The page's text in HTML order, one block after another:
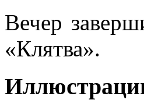
Вечер
«Клятва».